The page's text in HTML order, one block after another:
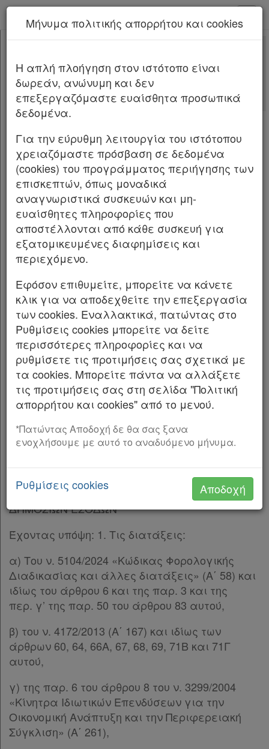
Κεφαλίδα
Σώμα
Υπογραφές
Νέα υπηρεσία Kodiko Assistant.Περισσότερα
Α.Α.Δ.Ε. 1134/2025
Αριθμ.1134ΦΕΚ Β 5266/02.10.2025
Τύπος και περιεχόμενο της πράξης επιβολής
προστίμου των παρ. 1 και 2 του άρθρου 53 του
ν. 5104/2024 (Α΄ 58) στις περιπτώσεις
εκπρόθεσμης υποβολής δήλωσης φορολογίας
εισοδήματος φυσικών προσώπων και νομικών
προσώπων και νομικών οντοτήτων, απόδοσης
παρακρατούμενων φόρων, φόρου πλοίων,
τέλους αλιευτικών, ρυμουλκών πλοίων και
αυτοκινούμενων βυθοκόρων, εισφοράς επί του
εισαγόμενου συναλλάγματος, φόρου
(bonus) επιπλέον των μισθών του άρθρου 43
του ν. 4111/2013, δήλωσης ΦΠΑ,
ανακεφαλαιωτικού πίνακα ενδοκοινοτικών
παραδόσεων αγαθών και παροχής
υπηρεσιών, ανακεφαλαιωτικού πίνακα
ενδοκοινοτικών αποκτήσεων αγαθών και
λήψεων υπηρεσιών, δήλωσης αποθεμάτων
μετάταξης και οποιαδήποτε άλλης δήλωσης ή
γνωστοποίησης που υποβάλλεται σύμφωνα
με τις διατάξεις του Κώδικα ΦΠΑ, δηλώσεων
ειδικών φορολογιών έμμεσης φορολογίας,
καθώς και δηλώσεων φορολογίας
μεταβίβασης κεφαλαίου.
Ο ΔΙΟΙΚΗΤΗΣ ΤΗΣ ΑΝΕΞΑΡΤΗΤΗΣ ΑΡΧΗΣ
ΔΗΜΟΣΙΩΝ ΕΣΟΔΩΝ
Έχοντας υπόψη: 1. Τις διατάξεις:
α) Tου ν. 5104/2024 «Κώδικας Φορολογικής
Διαδικασίας και άλλες διατάξεις» (Α΄ 58) και
ιδίως του άρθρου 6 και της παρ. 3 και της
περ. γ’ της παρ. 50 του άρθρου 83 αυτού,
β) του ν. 4172/2013 (Α΄ 167) και ιδίως των
άρθρων 60, 64, 66Α, 67, 68, 69, 71Β και 71Γ
αυτού,
γ) της παρ. 6 του άρθρου 8 του ν. 3299/2004
«Κίνητρα Ιδιωτικών Επενδύσεων για την
Οικονομική Ανάπτυξη και την Περιφερειακή
Σύγκλιση» (Α΄ 261),
Μήνυμα πολιτικής απορρήτου και cookies
H απλή πλοήγηση στον ιστότοπο είναι
δωρεάν, ανώνυμη και δεν
επεξεργαζόμαστε ευαίσθητα προσωπικά
δεδομένα.
Για την εύρυθμη λειτουργία του ιστότοπου
χρειαζόμαστε πρόσβαση σε δεδομένα
(cookies) του προγράμματος περιήγησης των
επισκεπτών, όπως μοναδικά
αναγνωριστικά συσκευών και μη-
ευαίσθητες πληροφορίες που
αποστέλλονται από κάθε συσκευή για
εξατομικευμένες διαφημίσεις και
περιεχόμενο.
Εφόσον επιθυμείτε, μπορείτε να κάνετε
κλικ για να αποδεχθείτε την επεξεργασία
των cookies. Εναλλακτικά, πατώντας στο
Ρυθμίσεις cookies μπορείτε να δείτε
περισσότερες πληροφορίες και να
ρυθμίσετε τις προτιμήσεις σας σχετικά με
τα cookies. Μπορείτε πάντα να αλλάξετε
τις προτιμήσεις σας στη σελίδα "Πολιτική
απορρήτου και cookies" από το μενού.
*Πατώντας Αποδοχή δε θα σας ξανα
ενοχλήσουμε με αυτό το αναδυόμενο μήνυμα.
Ρυθμίσεις cookies Αποδοχή